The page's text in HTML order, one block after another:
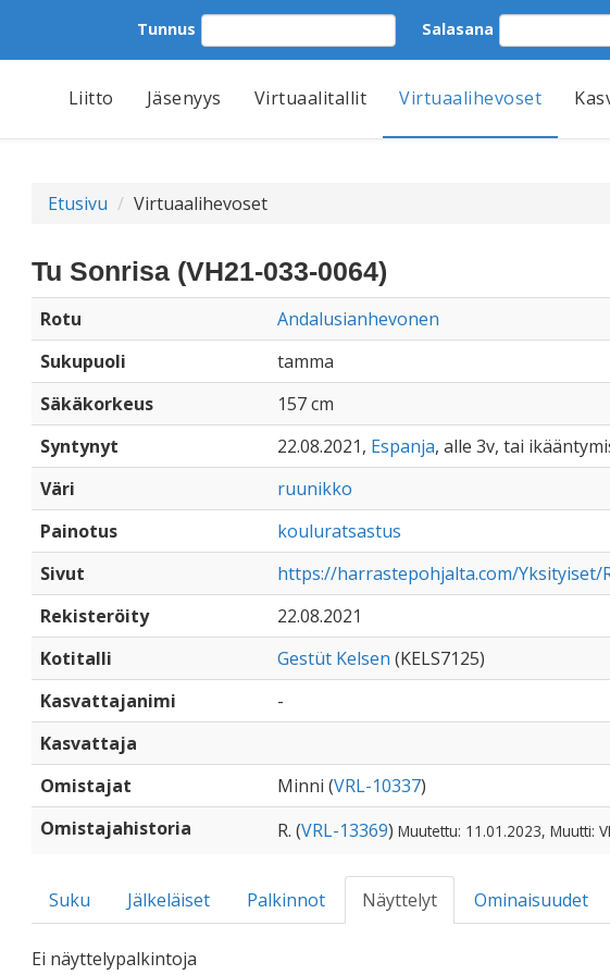
Tunnus Salasana
Liitto Jäsenyys Virtuaalitallit Virtuaalihevoset
Etusivu Virtuaalihevoset
Tu Sonrisa (VH21-033-0064)
Rotu
Andalusianhevonen
Sukupuoli
tamma
Säkäkorkeus
157 cm
Syntynyt
22.08.2021, Espanja, alle 3v, tai
Väri
ruunikko
Painotus
kouluratsastus
Sivut
https://harrastepohjalta.com/Yksityiset/
Rekisteröity
22.08.2021
Kotitalli
Gestüt Kelsen (KELS7125)
Kasvattajanimi
-
Kasvattaja
Omistajat
Minni (VRL-10337)
Omistajahistoria
R. (VRL-13369) Muutettu: 11.01.2023, Muutti:
Suku Jälkeläiset Palkinnot Näyttelyt Ominaisuudet
Ei näyttelypalkintoja